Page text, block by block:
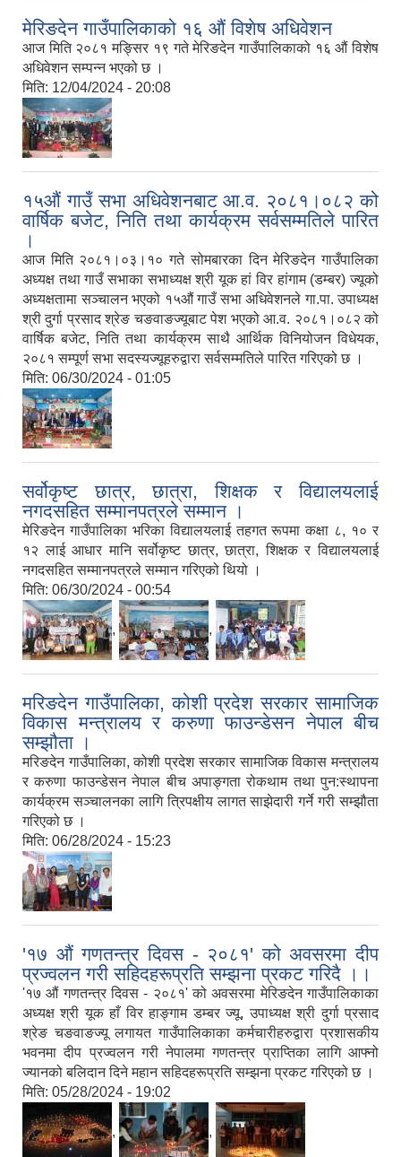
मेरिङदेन गाउँपालिकाको १६ औं विशेष अधिवेशन
आज मिति २०८१ मङ्सिर १९ गते मेरिङदेन गाउँपालिकाको १६ औं विशेष
अधिवेशन सम्पन्न भएको छ ।
मिति: 12/04/2024 - 20:08
१५औं गाउँ सभा अधिवेशनबाट आ.व. २०८१।०८२ को
वार्षिक बजेट, निति तथा कार्यक्रम सर्वसम्मतिले पारित
।
आज मिति २०८१।०३।१० गते सोमबारका दिन मेरिङदेन गाउँपालिका
अध्यक्ष तथा गाउँ सभाका सभाध्यक्ष श्री यूक हां विर हांगाम (डम्बर) ज्यूको
अध्यक्षतामा सञ्चालन भएको १५औं गाउँ सभा अधिवेशनले गा.पा. उपाध्यक्ष
श्री दुर्गा प्रसाद श्रेङ चङवाङज्यूबाट पेश भएको आ.व. २०८१।०८२ को
वार्षिक बजेट, निति तथा कार्यक्रम साथै आर्थिक विनियोजन विधेयक,
२०८१ सम्पूर्ण सभा सदस्यज्यूहरुद्वारा सर्वसम्मतिले पारित गरिएको छ ।
मिति: 06/30/2024 - 01:05
सर्वोकृष्ट छात्र, छात्रा, शिक्षक र विद्यालयलाई
नगदसहित सम्मानपत्रले सम्मान ।
मेरिङदेन गाउँपालिका भरिका विद्यालयलाई तहगत रूपमा कक्षा ८, १० र
१२ लाई आधार मानि सर्वोकृष्ट छात्र, छात्रा, शिक्षक र विद्यालयलाई
नगदसहित सम्मानपत्रले सम्मान गरिएको थियो ।
मिति: 06/30/2024 - 00:54
, ,
मरिङदेन गाउँपालिका, कोशी प्रदेश सरकार सामाजिक
विकास मन्त्रालय र करुणा फाउन्डेसन नेपाल बीच
सम्झौता ।
मरिङदेन गाउँपालिका, कोशी प्रदेश सरकार सामाजिक विकास मन्त्रालय
र करुणा फाउन्डेसन नेपाल बीच अपाङ्गता रोकथाम तथा पुन:स्थापना
कार्यक्रम सञ्चालनका लागि त्रिपक्षीय लागत साझेदारी गर्ने गरी सम्झौता
गरिएको छ ।
मिति: 06/28/2024 - 15:23
'१७ औं गणतन्त्र दिवस - २०८१' को अवसरमा दीप
प्रज्वलन गरी सहिदहरूप्रति सम्झना प्रकट गरिदै ।।
'१७ औं गणतन्त्र दिवस - २०८१' को अवसरमा मेरिङदेन गाउँपालिकाका
अध्यक्ष श्री यूक हाँ विर हाङ्गाम डम्बर ज्यू, उपाध्यक्ष श्री दुर्गा प्रसाद
श्रेङ चङवाङज्यू लगायत गाउँपालिकाका कर्मचारीहरुद्वारा प्रशासकीय
भवनमा दीप प्रज्वलन गरी नेपालमा गणतन्त्र प्राप्तिका लागि आफ्नो
ज्यानको बलिदान दिने महान सहिदहरूप्रति सम्झना प्रकट गरिएको छ ।
मिति: 05/28/2024 - 19:02
, ,